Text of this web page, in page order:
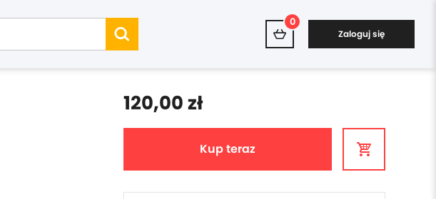
0
Zaloguj się
120,00 zł
Kup teraz